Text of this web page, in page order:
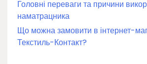
Головні переваги та причини
наматрацника
Що можна замовити в інтернет-
Текстиль-Контакт?